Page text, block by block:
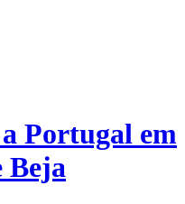
Portugal em
Beja